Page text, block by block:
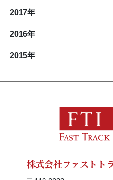
2017年
2016年
2015年
株式会社ファストト